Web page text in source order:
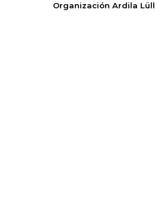
Organización Ardila